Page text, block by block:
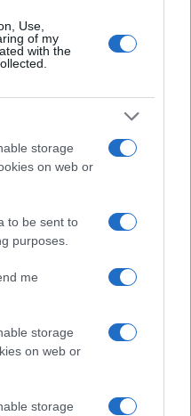
Use,
of my
with the
storage
on web or
to be sent to
purposes.
me
storage
on web or
storage